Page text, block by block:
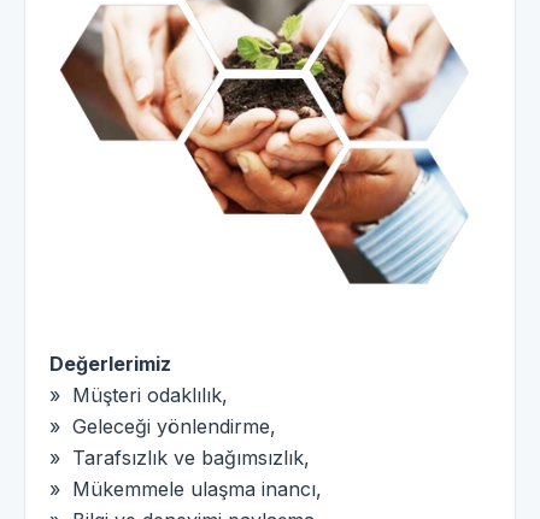
Değerlerimiz
» Müşteri odaklılık,
» Geleceği yönlendirme,
» Tarafsızlık ve bağımsızlık,
» Mükemmele ulaşma inancı,